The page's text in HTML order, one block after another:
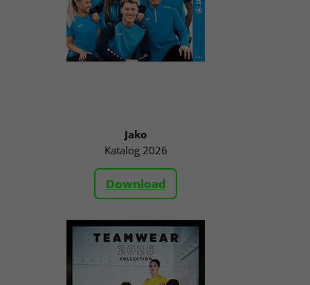
Jako
Katalog 2026
Download